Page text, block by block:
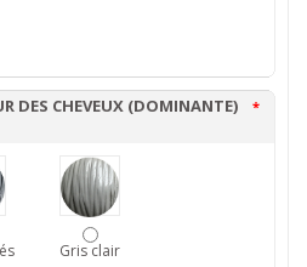
DES CHEVEUX (DOMINANTE) *
Gris clair